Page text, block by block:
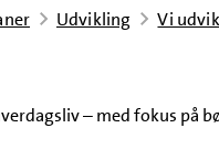
Udvikling Vi
– med fokus på